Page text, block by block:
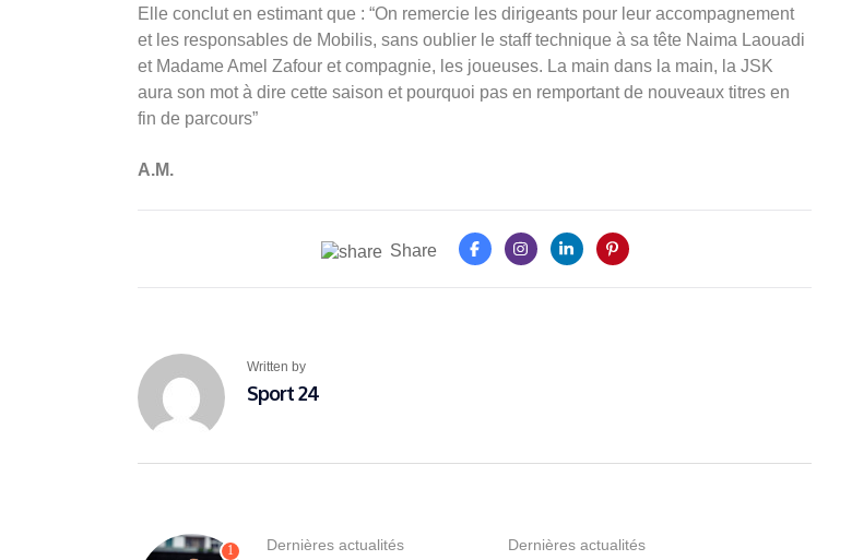
Elle conclut en estimant que : “On remercie les dirigeants pour leur accompagnement
et les responsables de Mobilis, sans oublier le staff technique à sa tête Naima Laouadi
et Madame Amel Zafour et compagnie, les joueuses. La main dans la main, la JSK
aura son mot à dire cette saison et pourquoi pas en remportant de nouveaux titres en
fin de parcours”
A.M.
Share
Written by
Sport 24
1 Dernières actualités Dernières actualités